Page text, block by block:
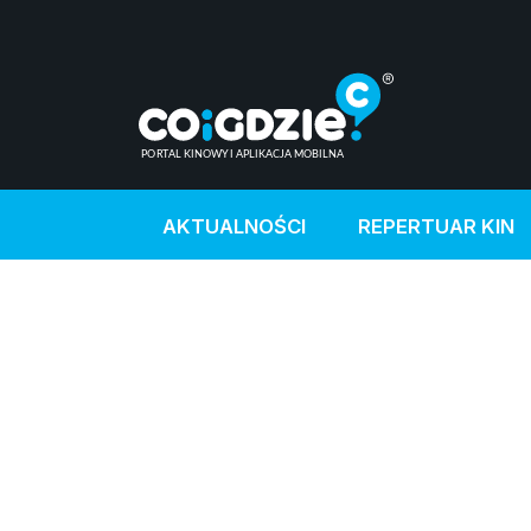
AKTUALNOŚCI REPERTUAR KIN